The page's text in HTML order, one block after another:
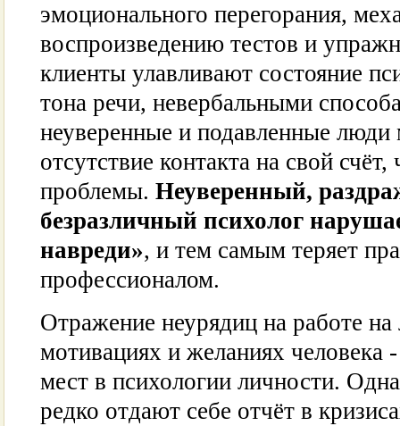
эмоционального перегорания,
воспроизведению тестов и
клиенты улавливают состояние
тона речи, невербальными
неуверенные и подавленные люди
отсутствие контакта на свой
проблемы. Неуверенный,
безразличный психолог
навреди», и тем самым теряет
профессионалом.
Отражение неурядиц на работе
мотивациях и желаниях
мест в психологии личности.
редко отдают себе отчёт в